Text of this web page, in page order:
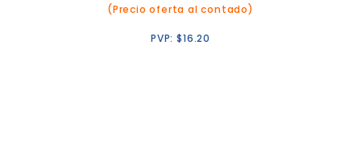
(Precio oferta al contado)
PVP:$16.20